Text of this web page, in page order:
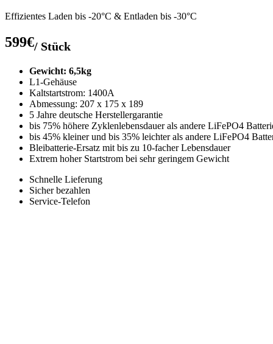
Effizientes Laden bis -20°C & Entladen bis -30°C
599€/ Stück
Gewicht: 6,5kg
L1-Gehäuse
Kaltstartstrom: 1400A
Abmessung: 207 x 175 x 189
5 Jahre deutsche Herstellergarantie
bis 75% höhere Zyklenlebensdauer als andere LiFePO4
bis 45% kleiner und bis 35% leichter als andere LiFePO4
Bleibatterie-Ersatz mit bis zu 10-facher Lebensdauer
Extrem hoher Startstrom bei sehr geringem Gewicht
Schnelle Lieferung
Sicher bezahlen
Service-Telefon